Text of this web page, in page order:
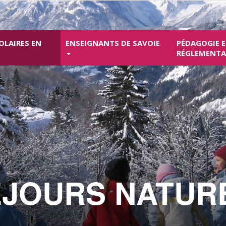
EN
ENSEIGNANTS DE SAVOIE
PÉDAGOGIE